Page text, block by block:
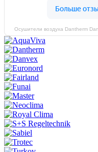
Осушители воздуха Dantherm